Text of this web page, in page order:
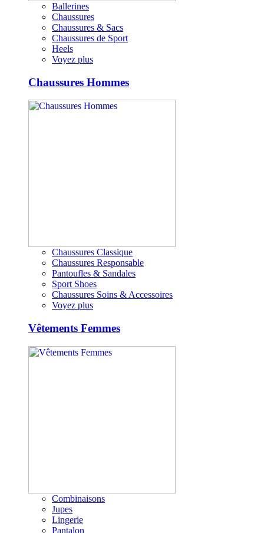
Ballerines
Chaussures
Chaussures & Sacs
Chaussures de Sport
Heels
Voyez plus
Chaussures Hommes
Chaussures Classique
Chaussures Responsable
Pantoufles & Sandales
Sport Shoes
Chaussures Soins & Accessoires
Voyez plus
Vêtements Femmes
Combinaisons
Jupes
Lingerie
Pantalon